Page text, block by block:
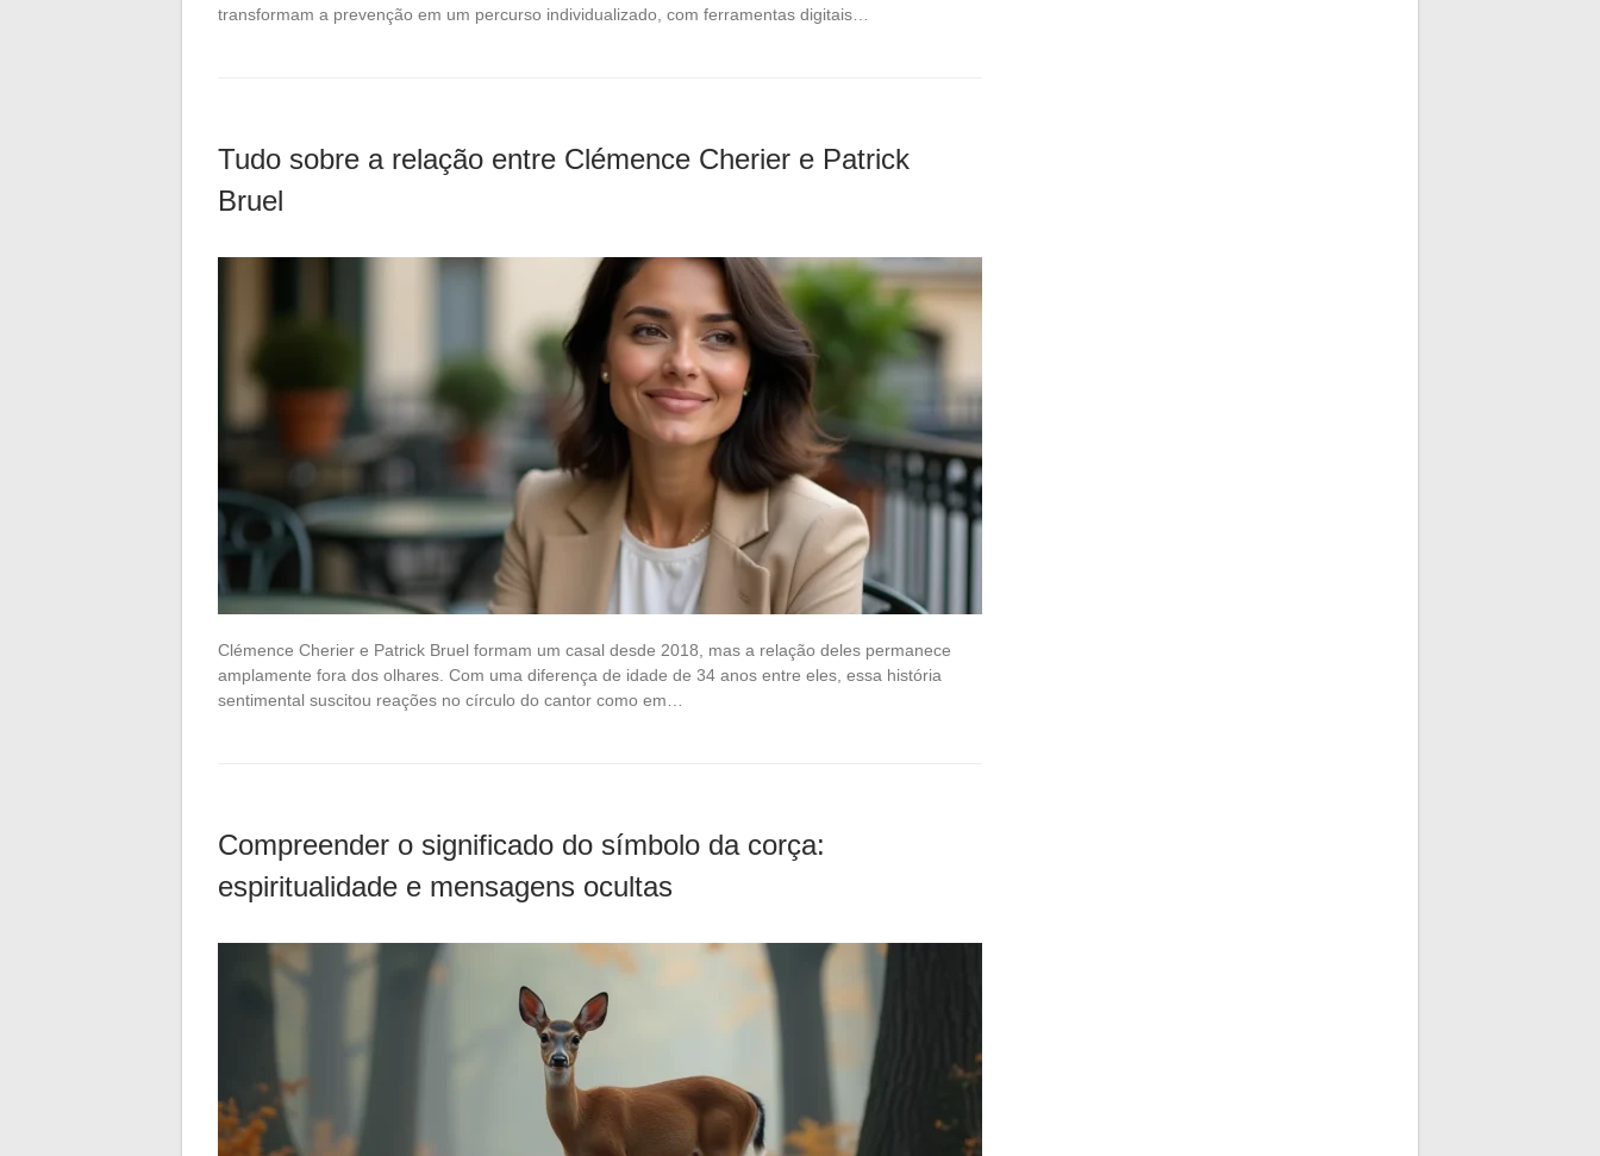
transformam a prevenção em um percurso individualizado, com ferramentas digitais…
Tudo sobre a relação entre Clémence Cherier e Patrick
Bruel
Clémence Cherier e Patrick Bruel formam um casal desde 2018, mas a relação deles permanece
amplamente fora dos olhares. Com uma diferença de idade de 34 anos entre eles, essa história
sentimental suscitou reações no círculo do cantor como em…
Compreender o significado do símbolo da corça:
espiritualidade e mensagens ocultas